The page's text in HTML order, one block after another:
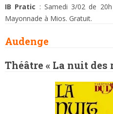
IB Pratic : Samedi 3/02 de
Mayonnade à Mios. Gratuit.
Audenge
Théâtre « La nuit des